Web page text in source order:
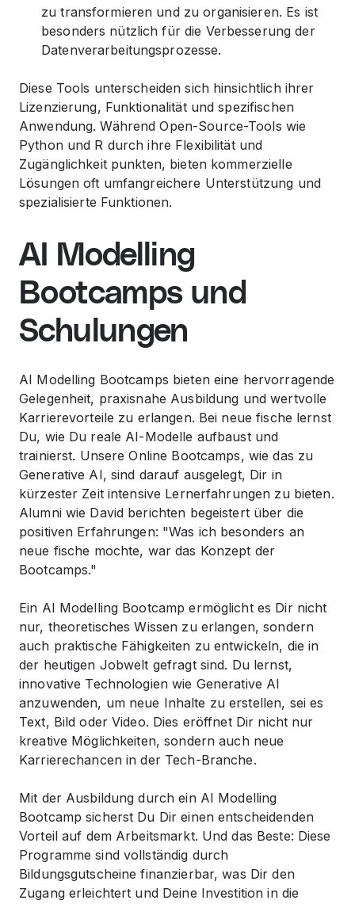
zu transformieren und zu organisieren. Es ist
besonders nützlich für die Verbesserung der
Datenverarbeitungsprozesse.
Diese Tools unterscheiden sich hinsichtlich ihrer
Lizenzierung, Funktionalität und spezifischen
Anwendung. Während Open-Source-Tools wie
Python und R durch ihre Flexibilität und
Zugänglichkeit punkten, bieten kommerzielle
Lösungen oft umfangreichere Unterstützung und
spezialisierte Funktionen.
AI Modelling
Bootcamps und
Schulungen
AI Modelling Bootcamps bieten eine hervorragende
Gelegenheit, praxisnahe Ausbildung und wertvolle
Karrierevorteile zu erlangen. Bei neue fische lernst
Du, wie Du reale AI-Modelle aufbaust und
trainierst. Unsere Online Bootcamps, wie das zu
Generative AI, sind darauf ausgelegt, Dir in
kürzester Zeit intensive Lernerfahrungen zu bieten.
Alumni wie David berichten begeistert über die
positiven Erfahrungen: "Was ich besonders an
neue fische mochte, war das Konzept der
Bootcamps."
Ein AI Modelling Bootcamp ermöglicht es Dir nicht
nur, theoretisches Wissen zu erlangen, sondern
auch praktische Fähigkeiten zu entwickeln, die in
der heutigen Jobwelt gefragt sind. Du lernst,
innovative Technologien wie Generative AI
anzuwenden, um neue Inhalte zu erstellen, sei es
Text, Bild oder Video. Dies eröffnet Dir nicht nur
kreative Möglichkeiten, sondern auch neue
Karrierechancen in der Tech-Branche.
Mit der Ausbildung durch ein AI Modelling
Bootcamp sicherst Du Dir einen entscheidenden
Vorteil auf dem Arbeitsmarkt. Und das Beste: Diese
Programme sind vollständig durch
Bildungsgutscheine finanzierbar, was Dir den
Zugang erleichtert und Deine Investition in die